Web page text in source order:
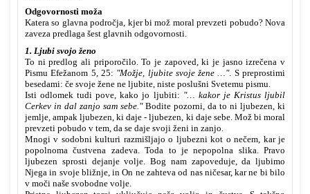
Odgovornosti moža
Katera so glavna področja, kjer bi mož moral prevzeti pobudo? Nova
zaveza predlaga šest glavnih odgovornosti.
1. Ljubi svojo ženo
To ni predlog ali priporočilo. To je zapoved, ki je jasno izrečena v
Pismu Efežanom 5, 25: "Možje, ljubite svoje žene …". S preprostimi
besedami: če svoje žene ne ljubite, niste poslušni Svetemu pismu.
Isti odlomek tudi pove, kako jo ljubiti: "… kakor je Kristus ljubil
Cerkev in dal zanjo sam sebe."Bodite pozorni, da to ni ljubezen, ki
jemlje, ampak ljubezen, ki daje - ljubezen, ki daje sebe. Mož bi moral
prevzeti pobudo v tem, da se daje svoji ženi in zanjo.
Mnogi v sodobni kulturi razmišljajo o ljubezni kot o nečem, kar je
popolnoma čustvena zadeva. Toda to je nepopolna slika. Pravo
ljubezen sprosti dejanje volje. Bog nam zapoveduje, da ljubimo
Njega in svoje bližnje, in On ne zahteva od nas ničesar, kar ne bi bilo
v moči naše svobodne volje.